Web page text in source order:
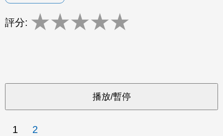
評分: ★★★★★
1 2